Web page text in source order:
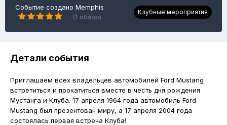
Событие создано Memphis
(1 обзор)
Клубные мероприятия
Детали события
Приглашаем всех владельцев автомобилей Ford Mustang
встретиться и прокатиться вместе в честь дня рождения
Мустанга и Клуба. 17 апреля 1964 года автомобиль Ford
Mustang был презентован миру, а 17 апреля 2004 года
состоялась первая встреча Клуба!